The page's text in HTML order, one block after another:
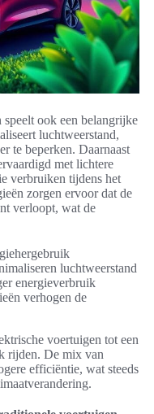
ook een belangrijke
luchtweerstand,
te beperken. Daarnaast
met lichtere
verbruiken tijdens het
zorgen ervoor dat de
verloopt, wat de
luchtweerstand
energieverbruik
verhogen de
voertuigen tot een
rijden. De mix van
efficiëntie, wat steeds